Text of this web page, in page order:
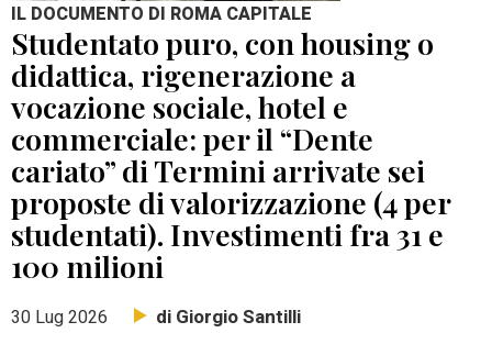
IL DOCUMENTO DI ROMA CAPITALE
Studentato puro, con housing o
didattica, rigenerazione a
vocazione sociale, hotel e
commerciale: per il “Dente
cariato” di Termini arrivate sei
proposte di valorizzazione (4 per
studentati). Investimenti fra 31 e
100 milioni
30 Lug 2026 di Giorgio Santilli